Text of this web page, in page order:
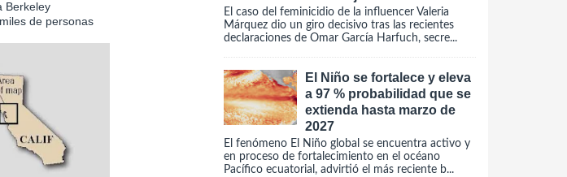
Berkeley
de personas
El caso del feminicidio de la influencer Valeria
Márquez dio un giro decisivo tras las recientes
declaraciones de Omar García Harfuch, secre...
El Niño se fortalece y eleva
a 97 % probabilidad que se
extienda hasta marzo de
2027
El fenómeno El Niño global se encuentra activo y
en proceso de fortalecimiento en el océano
Pacífico ecuatorial, advirtió el más reciente b...